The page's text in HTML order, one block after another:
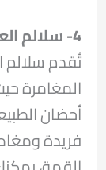
4- سلالم العلا
تُقدم سلالم
أحضان
فريدة